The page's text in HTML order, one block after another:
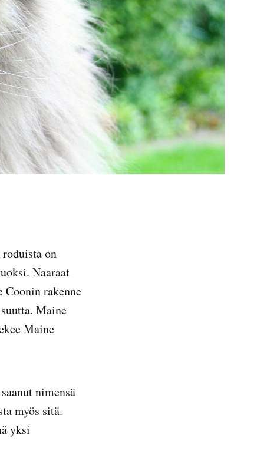
on
Naaraat
rakenne
Maine
Maine
nimensä
myös sitä.
yksi